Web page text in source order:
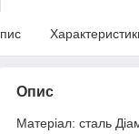
Опис
Матеріал: сталь